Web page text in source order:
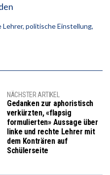
Lehrer, politische Einstellung,
NÄCHSTER ARTIKEL
Gedanken zur aphoristisch
verkürzten, «flapsig
formulierten» Aussage über
linke und rechte Lehrer mit
dem Konträren auf
Schülerseite